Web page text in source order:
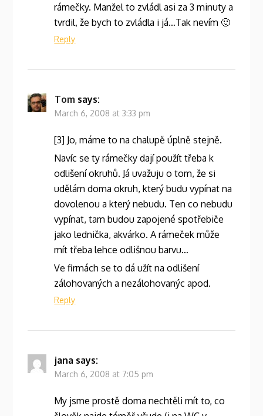
rámečky. Manžel to zvládl asi za 3 minuty a
tvrdil, že bych to zvládla i já…Tak nevím 🙂
Reply
Tom says:
March 6, 2008 at 3:33 pm
[3] Jo, máme to na chalupě úplně stejně.
Navíc se ty rámečky dají použít třeba k
odlišení okruhů. Já uvažuju o tom, že si
udělám doma okruh, který budu vypínat na
dovolenou a který nebudu. Ten co nebudu
vypínat, tam budou zapojené spotřebiče
jako lednička, akvárko. A rámeček může
mít třeba lehce odlišnou barvu…
Ve firmách se to dá užít na odlišení
zálohovaných a nezálohovanýc apod.
Reply
jana says:
March 6, 2008 at 7:05 pm
My jsme prostě doma nechtěli mít to, co